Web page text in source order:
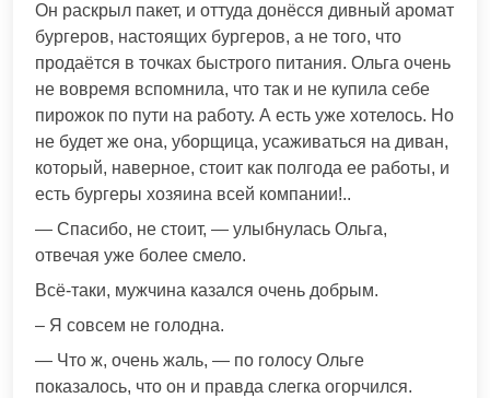
Он раскрыл пакет, и оттуда донёсся дивный аромат
бургеров, настоящих бургеров, а не того, что
продаётся в точках быстрого питания. Ольга очень
не вовремя вспомнила, что так и не купила себе
пирожок по пути на работу. А есть уже хотелось. Но
не будет же она, уборщица, усаживаться на диван,
который, наверное, стоит как полгода ее работы, и
есть бургеры хозяина всей компании!..
— Спасибо, не стоит, — улыбнулась Ольга,
отвечая уже более смело.
Всё-таки, мужчина казался очень добрым.
– Я совсем не голодна.
— Что ж, очень жаль, — по голосу Ольге
показалось, что он и правда слегка огорчился.